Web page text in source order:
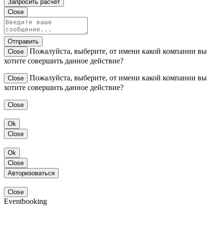
Запросить расчет
Close
Отправить
Close
Пожалуйста, выберите, от имени какой компании вы
хотите совершить данное действие?
Close
Пожалуйста, выберите, от имени какой компании вы
хотите совершить данное действие?
Close
Ok
Close
Ok
Close
Авторизоваться
Close
Eventbooking